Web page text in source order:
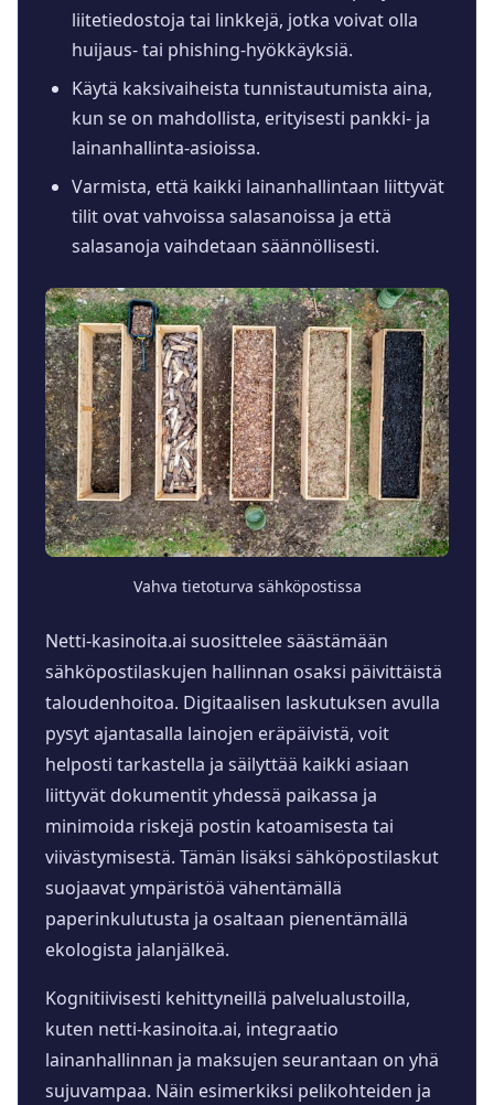
liitetiedostoja tai linkkejä, jotka voivat olla
huijaus- tai phishing-hyökkäyksiä.
Käytä kaksivaiheista tunnistautumista aina,
kun se on mahdollista, erityisesti pankki- ja
lainanhallinta-asioissa.
Varmista, että kaikki lainanhallintaan liittyvät
tilit ovat vahvoissa salasanoissa ja että
salasanoja vaihdetaan säännöllisesti.
Vahva tietoturva sähköpostissa
Netti-kasinoita.ai suosittelee säästämään
sähköpostilaskujen hallinnan osaksi päivittäistä
taloudenhoitoa. Digitaalisen laskutuksen avulla
pysyt ajantasalla lainojen eräpäivistä, voit
helposti tarkastella ja säilyttää kaikki asiaan
liittyvät dokumentit yhdessä paikassa ja
minimoida riskejä postin katoamisesta tai
viivästymisestä. Tämän lisäksi sähköpostilaskut
suojaavat ympäristöä vähentämällä
paperinkulutusta ja osaltaan pienentämällä
ekologista jalanjälkeä.
Kognitiivisesti kehittyneillä palvelualustoilla,
kuten netti-kasinoita.ai, integraatio
lainanhallinnan ja maksujen seurantaan on yhä
sujuvampaa. Näin esimerkiksi pelikohteiden ja